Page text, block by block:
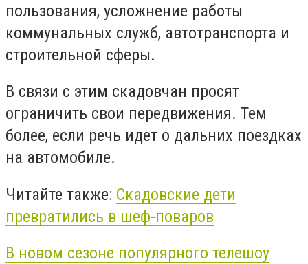
пользования, усложнение работы
коммунальных служб, автотранспорта и
строительной сферы.
В связи с этим скадовчан просят
ограничить свои передвижения. Тем
более, если речь идет о дальних поездках
на автомобиле.
Читайте также: Скадовские дети
превратились в шеф-поваров
В новом сезоне популярного телешоу